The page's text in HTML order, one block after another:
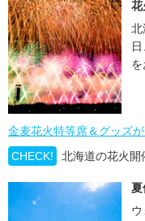
花
北
を
金麦花火特等席＆グッズ
CHECK!
北海道の花火開
夏